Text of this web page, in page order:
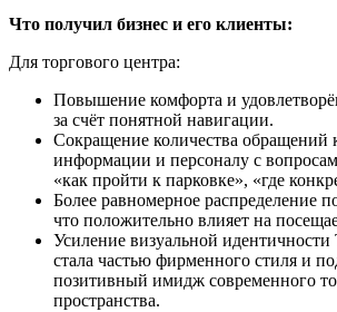
Что получил бизнес и его клиенты:
Для торгового центра:
Повышение комфорта и
за счёт понятной навигации.
Сокращение количества обращений
информации и персоналу с
«как пройти к парковке», «где
Более равномерное распределение
что положительно влияет на
Усиление визуальной
стала частью фирменного стиля и
позитивный имидж современного
пространства.